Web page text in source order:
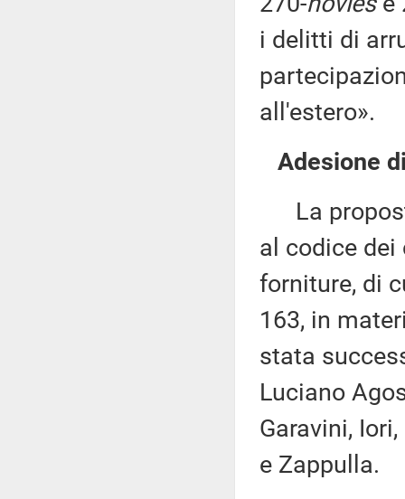
i delitti di
all'estero».
Adesione
La
al codice
forniture, di
163, in
stata
Luciano
Garavini,
e Zappulla.